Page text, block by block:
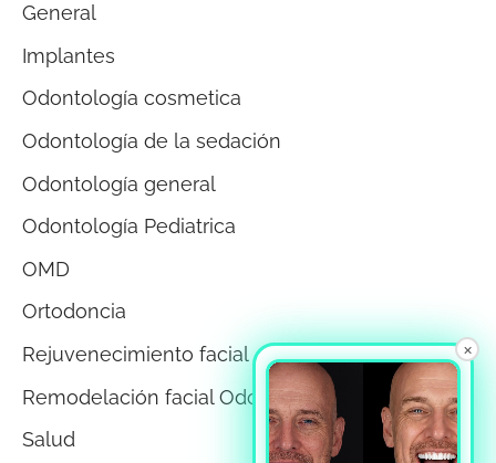
General
Implantes
Odontología cosmetica
Odontología de la sedación
Odontología general
Odontología Pediatrica
OMD
Ortodoncia
Rejuvenecimiento facial
Remodelación facial Odontología
Salud
×